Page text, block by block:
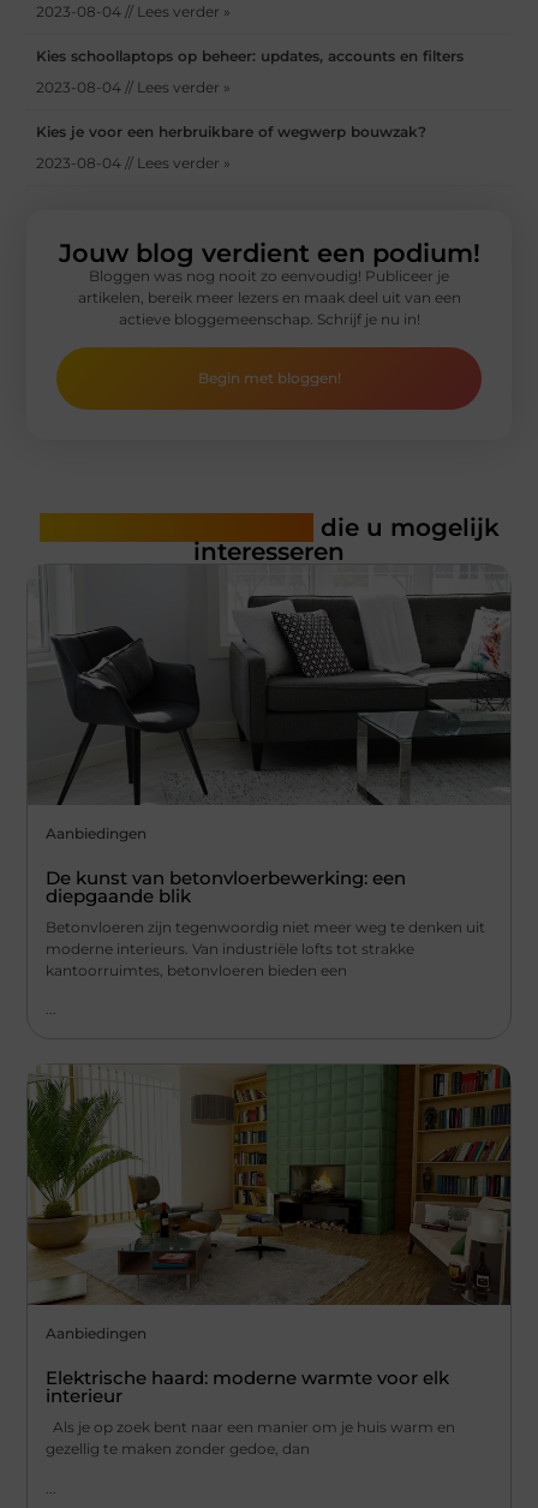
2023-08-04 // Lees verder »
Kies schoollaptops op beheer: updates, accounts en filters
2023-08-04 // Lees verder »
Kies je voor een herbruikbare of wegwerp bouwzak?
2023-08-04 // Lees verder »
Jouw blog verdient een podium!
Bloggen was nog nooit zo eenvoudig! Publiceer je
artikelen, bereik meer lezers en maak deel uit van een
actieve bloggemeenschap. Schrijf je nu in!
Begin met bloggen!
die u mogelijk
interesseren
Aanbiedingen
De kunst van betonvloerbewerking: een
diepgaande blik
Betonvloeren zijn tegenwoordig niet meer weg te denken uit
moderne interieurs. Van industriële lofts tot strakke
kantoorruimtes, betonvloeren bieden een
...
Aanbiedingen
Elektrische haard: moderne warmte voor elk
interieur
Als je op zoek bent naar een manier om je huis warm en
gezellig te maken zonder gedoe, dan